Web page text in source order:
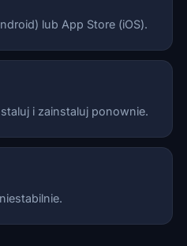
lub App Store (iOS).
i zainstaluj ponownie.